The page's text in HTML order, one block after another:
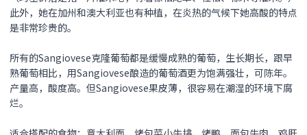
此外，她在加州和澳大利亚也有种植，在炎热的气候下她高酸的特点
是非常珍贵的。
所有的Sangiovese克隆葡萄都是缓慢成熟的葡萄，生长期长，跟早
熟葡萄相比，用Sangiovese酿造的葡萄酒更为饱满强壮，可陈年。
产量高，酸度高。但Sangiovese果皮薄，很容易在潮湿的环境下腐
烂。